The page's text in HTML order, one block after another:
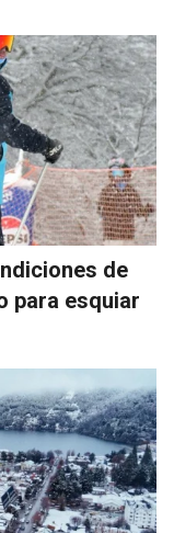
de
para esquiar